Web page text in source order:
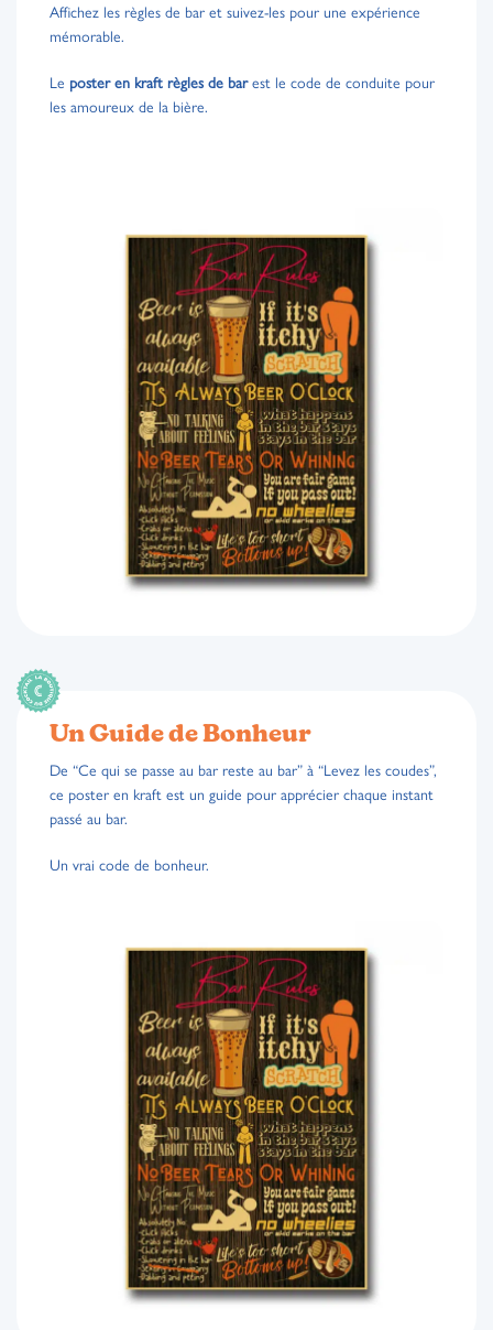
Affichez les règles de bar et suivez-les pour une expérience
mémorable.
Le poster en kraft règles de barest le code de conduite pour
les amoureux de la bière.
Un Guide de Bonheur
De “Ce qui se passe au bar reste au bar” à “Levez les coudes”,
ce poster en kraft est un guide pour apprécier chaque instant
passé au bar.
Un vrai code de bonheur.